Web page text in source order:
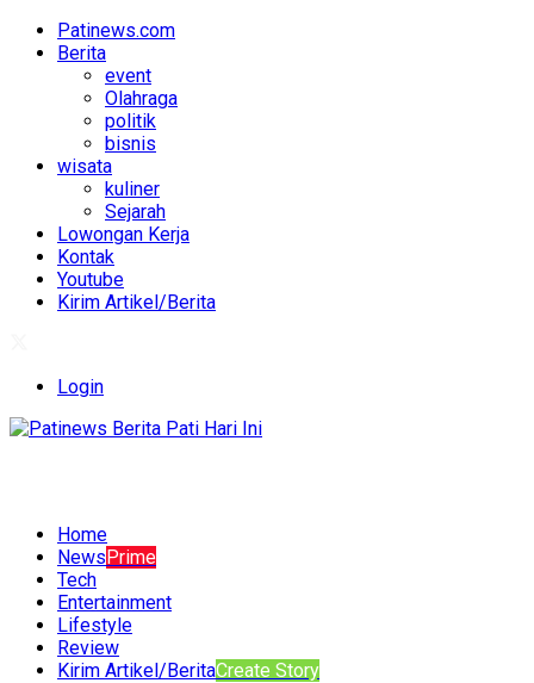
Patinews.com
Berita
event
Olahraga
politik
bisnis
wisata
kuliner
Sejarah
Lowongan Kerja
Kontak
Youtube
Kirim Artikel/Berita
Login
Home
NewsPrime
Tech
Entertainment
Lifestyle
Review
Kirim Artikel/BeritaCreate Story